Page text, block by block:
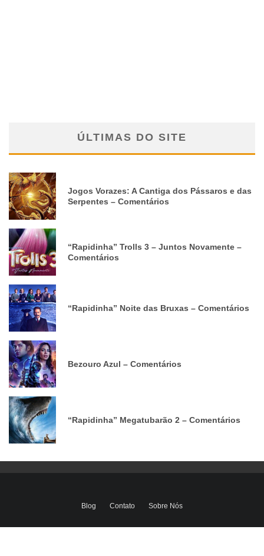
ÚLTIMAS DO SITE
Jogos Vorazes: A Cantiga dos Pássaros e das
Serpentes – Comentários
“Rapidinha” Trolls 3 – Juntos Novamente –
Comentários
“Rapidinha” Noite das Bruxas – Comentários
Bezouro Azul – Comentários
“Rapidinha” Megatubarão 2 – Comentários
Blog Contato Sobre Nós